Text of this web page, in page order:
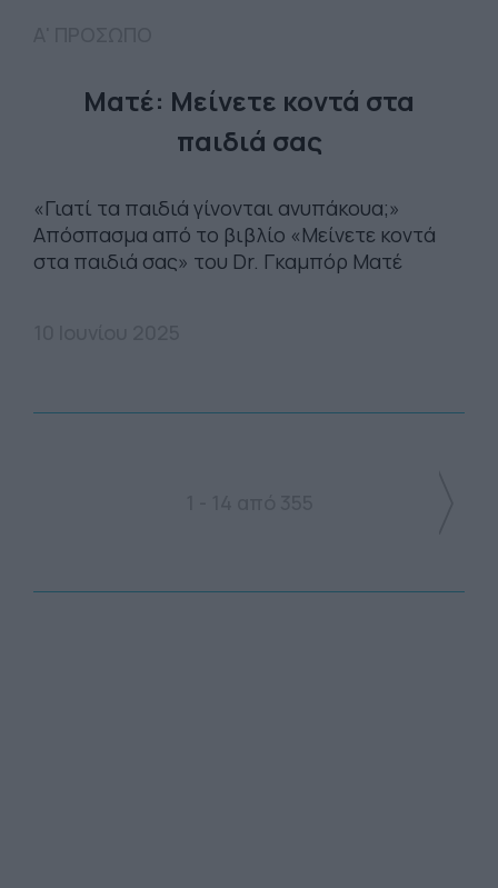
Ματέ: Μείνετε κοντά στα
παιδιά σας
«Γιατί τα παιδιά γίνονται ανυπάκουα;»
Απόσπασμα από το βιβλίο «Μείνετε κοντά
στα παιδιά σας» του Dr. Γκαμπόρ Ματέ